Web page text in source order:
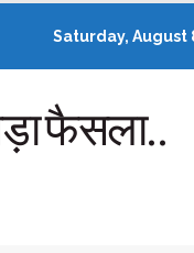
Saturday, August
फैसला..